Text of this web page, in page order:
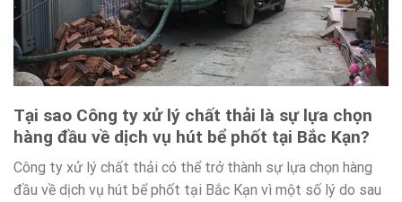
Tại sao Công ty xử lý chất thải là sự lựa chọn
hàng đầu về dịch vụ hút bể phốt tại Bắc Kạn?
Công ty xử lý chất thải có thể trở thành sự lựa chọn hàng
đầu về dịch vụ hút bể phốt tại Bắc Kạn vì một số lý do sau